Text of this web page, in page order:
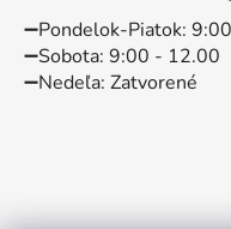
➖️Pondelok-Piatok:
➖️Sobota: 9:00 - 12.00
➖️Nedeľa: Zatvorené